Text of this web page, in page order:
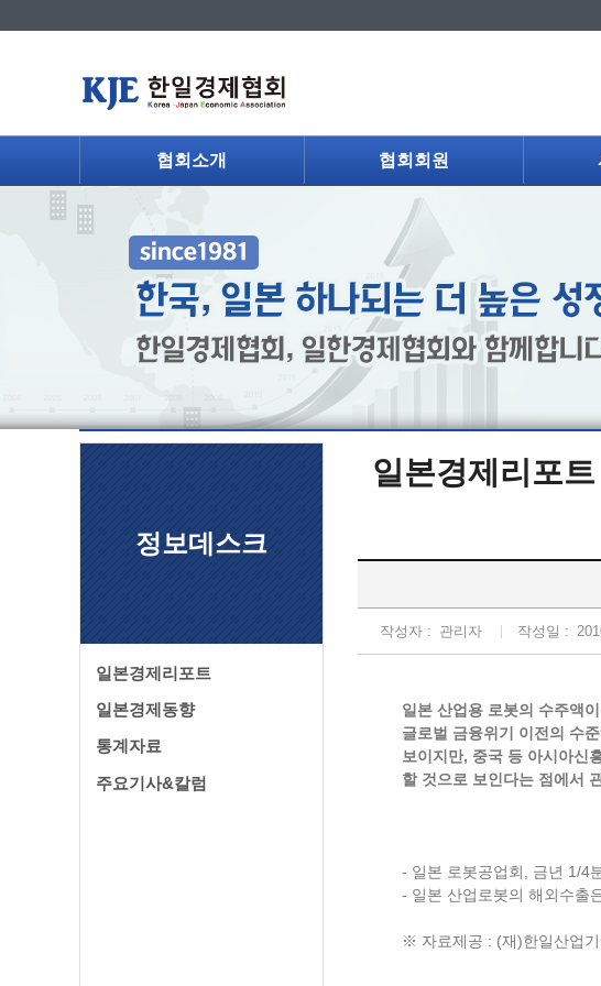
협회소개 협회회원
정보데스크
일본경제리포트
일본경제동향
통계자료
주요기사&칼럼
일본경제리포트
작성자 : 관리자 작성일 :
일본 산업용 로봇의 수주액
글로벌 금융위기 이전의 수
보이지만, 중국 등 아시아신
할 것으로 보인다는 점에서
- 일본 로봇공업회, 금년 1/4
- 일본 산업로봇의 해외수출
※ 자료제공 : (재)한일산업